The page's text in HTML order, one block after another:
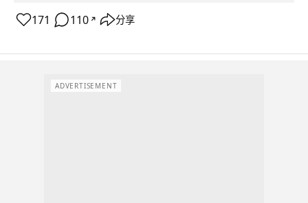
171 110 ↗ 分享
ADVERTISEMENT